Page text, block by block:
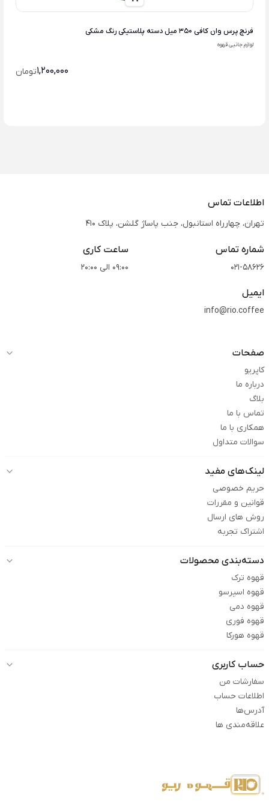
فرنچ پرس وان کافی 350 میل دسته پلاستیکی رنگ مشکی
لوازم جانبی قهوه
1,200,000تومان
اطلاعات تماس
تهران، چهارراه استانبول، جنب پاساژ گلشن، پلاک 410
شماره تماس
021-58626
ساعت کاری
09:00 الی 20:00
ایمیل
info@rio.coffee
صفحات
کاپریو
درباره ما
بلاگ
تماس با ما
همکاری با ما
سوالات متداول
لینک‌های مفید
حریم خصوصی
قوانین و مقررات
روش های ارسال
اشتراک تجربه
دسته‌بندی محصولات
قهوه ترک
قهوه اسپرسو
قهوه دمی
قهوه فوری
قهوه هورکا
حساب کاربری
سفارشات من
اطلاعات حساب
آدرس‌ها
علاقه‌مندی ها